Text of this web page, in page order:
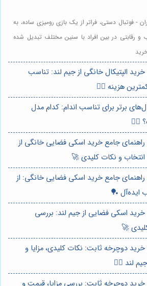
- فوتبال دستی، فراتر از یک بازی رومیزی ساده، به
رقابتی در بین افراد با سنین مختلف تبدیل شده
الپتیکال خانگی از جیم لند: تناسب
هزینه 🏃‍♀️
برتر برای تناسب اندام: کدام مدل
🏃‍♀️
راهنمای جامع خرید اسکی فضایی خانگی از
انتخاب و نکات کلیدی 🚀
راهنمای جامع خرید اسکی فضایی خانگی: از
ایده‌آل 🏓
خرید اسکی فضایی از جیم لند: بررسی
🚀
دوچرخه ثابت: نکات کلیدی، مزایا و
لند 🚴‍♀️